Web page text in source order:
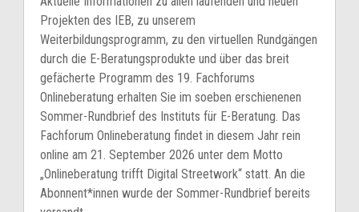
Projekten des IEB, zu unserem
Weiterbildungsprogramm, zu den virtuellen Rundgängen
durch die E-Beratungsprodukte und über das breit
gefächerte Programm des 19. Fachforums
Onlineberatung erhalten Sie im soeben erschienenen
Sommer-Rundbrief des Instituts für E-Beratung. Das
Fachforum Onlineberatung findet in diesem Jahr rein
online am 21. September 2026 unter dem Motto
„Onlineberatung trifft Digital Streetwork“ statt. An die
Abonnent*innen wurde der Sommer-Rundbrief bereits